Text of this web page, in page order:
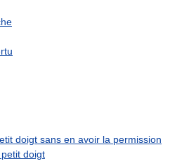
doigt sans en avoir la permission
doigt